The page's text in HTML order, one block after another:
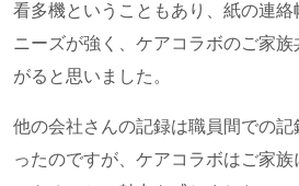
看多機ということもあり、紙の連絡
ニーズが強く、ケアコラボのご家
がると思いました。
他の会社さんの記録は職員間での
ったのですが、ケアコラボはご家